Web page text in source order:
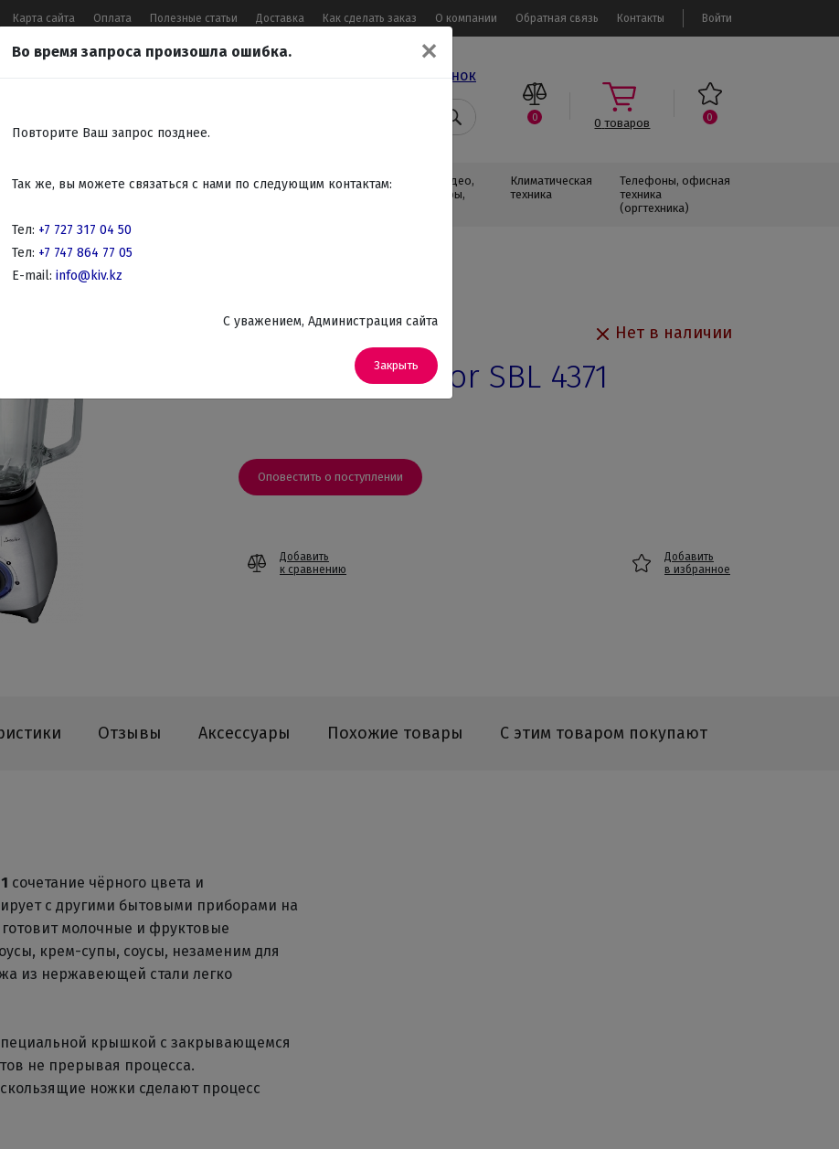
Войти
Карта сайта Оплата Полезные статьи Доставка Как сделать заказ О компании Обратная связь Контакты
04 50 Заказать звонок
0 0 товаров 0
Встраиваемая
бытовая
Крупно
Мелко
Красота,
Аудио, Видео,
Телевизоры,
Климатическая
техника
Телефоны, офисная
техника
(оргтехника)
техника для кухни
Артикул: SBL 4371 Нет в наличии
Блендер Sencor SBL 4371
Оповестить о поступлении
Добавить
к сравнению
Добавить
в избранное
Отзывы Аксессуары Похожие товары С этим товаром покупают
сочетание чёрного цвета и
с другими бытовыми приборами на
молочные и фруктовые
крем-супы, соусы, незаменим для
из нержавеющей стали легко
крышкой с закрывающемся
не прерывая процесса.
ножки сделают процесс
✕
Во время запроса произошла ошибка.
Повторите Ваш запрос позднее.
Так же, вы можете связаться с нами по следующим контактам:
Тел: +7 727 317 04 50
Тел: +7 747 864 77 05
E-mail: info@kiv.kz
C уважением, Администрация сайта
Закрыть